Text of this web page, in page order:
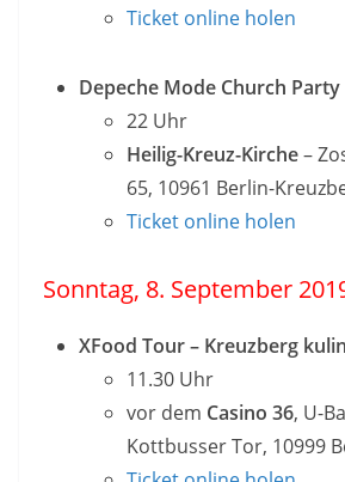
Ticket online holen
Depeche Mode Church
22 Uhr
Heilig-Kreuz-Kirche–
65, 10961 Berlin-
Ticket online holen
Sonntag, 8. September
XFood Tour – Kreuzberg
11.30 Uhr
vor dem Casino 36, U-
Kottbusser Tor, 10999